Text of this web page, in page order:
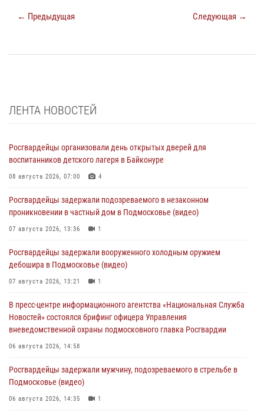
← Предыдущая Следующая →
ЛЕНТА НОВОСТЕЙ
Росгвардейцы организовали день открытых дверей для
воспитанников детского лагеря в Байконуре
08 августа 2026, 07:00 4
Росгвардейцы задержали подозреваемого в незаконном
проникновении в частный дом в Подмосковье (видео)
07 августа 2026, 13:36 1
Росгвардейцы задержали вооруженного холодным оружием
дебошира в Подмосковье (видео)
07 августа 2026, 13:21 1
В пресс-центре информационного агентства «Национальная Служба
Новостей» состоялся брифинг офицера Управления
вневедомственной охраны подмосковного главка Росгвардии
06 августа 2026, 14:58
Росгвардейцы задержали мужчину, подозреваемого в стрельбе в
Подмосковье (видео)
06 августа 2026, 14:35 1